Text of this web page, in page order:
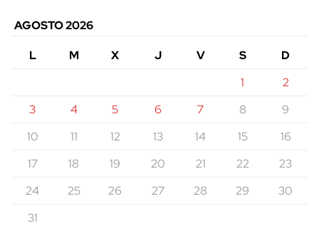
AGOSTO 2026
L
M X J V S
D
1
2
3
4 5 6 7 8
9
10
11 12 13 14 15
16
17
18 19 20 21 22
23
24
25 26 27 28 29
30
31